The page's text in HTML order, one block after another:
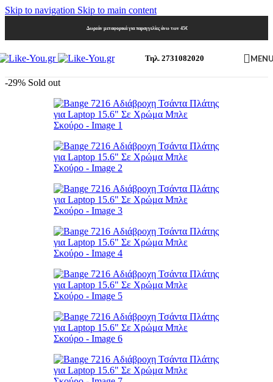
Skip to navigation Skip to main content
Δωρεάν μεταφορικά για παραγγελίες άνω των 45€
Τηλ. 2731082020
-29% Sold out